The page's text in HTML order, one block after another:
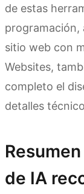
de estas
programación,
sitio web con
Websites,
completo el
detalles
de IA